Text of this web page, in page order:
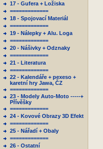
17 - Gufera + Ložiska
=============
18 - Spojovací Materiál
=============
19 - Nálepky + Alu. Loga
=============
20 - Nášivky + Odznaky
=============
21 - Literatura
=============
22 - Kalendáře + pexeso +
karetní hry Jawa, ČZ
=============
23 - Modely Auto-Moto -----+
Přívěšky
=============
24 - Kovové Obrazy 3D Efekt
=============
25 - Nářadí + Obaly
=============
26 - Ostatní